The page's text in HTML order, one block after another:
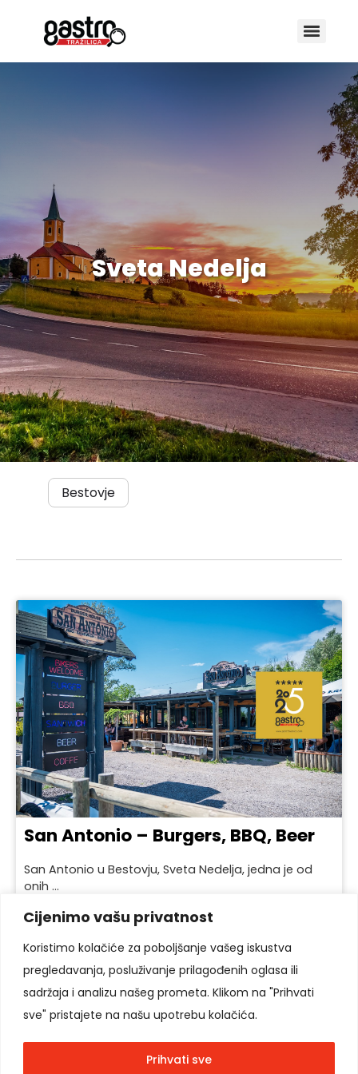
Cijenimo vašu privatnost
Koristimo kolačiće za poboljšanje vašeg iskustva
pregledavanja, posluživanje prilagođenih oglasa ili
sadržaja i analizu našeg prometa. Klikom na "Prihvati
sve" pristajete na našu upotrebu kolačića.
Prihvati sve
Sveta Nedelja
Bestovje
San Antonio – Burgers, BBQ, Beer
San Antonio u Bestovju, Sveta Nedelja, jedna je od
onih ...
Pratite nas